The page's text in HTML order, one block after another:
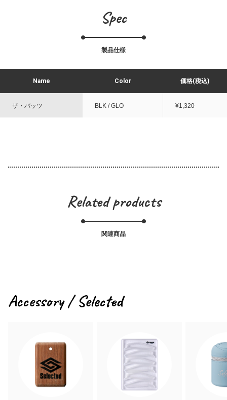
Spec
製品仕様
Name Color 価格(税込)
ザ・バッツ BLK / GLO ¥1,320
Related products
関連商品
Accessory / Selected